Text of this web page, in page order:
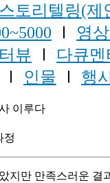
스토리텔링(제
Ⅰ 영
뷰 Ⅰ 다큐멘
Ⅰ 인물 Ⅰ 행
이루다
정
지만 만족스러운 결